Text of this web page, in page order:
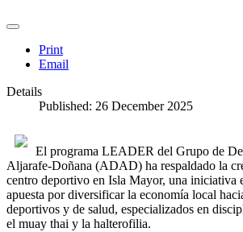
Print
Email
Details
Published: 26 December 2025
El programa LEADER del Grupo de
Aljarafe-Doñana (ADAD) ha respaldado la
centro deportivo en Isla Mayor, una iniciativa
apuesta por diversificar la economía local
deportivos y de salud, especializados en
el muay thai y la halterofilia.